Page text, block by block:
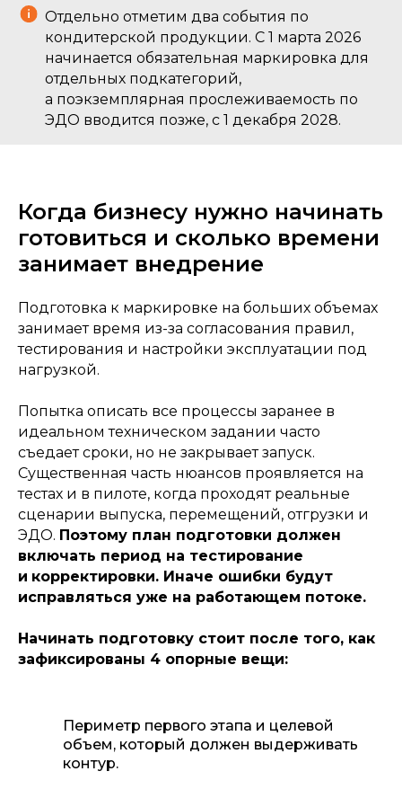
Отдельно отметим два события по
кондитерской продукции. С 1 марта 2026
начинается обязательная маркировка для
отдельных подкатегорий,
а поэкземплярная прослеживаемость по
ЭДО вводится позже, с 1 декабря 2028.
Когда бизнесу нужно начинать
готовиться и сколько времени
занимает внедрение
Подготовка к маркировке на больших объемах
занимает время из-за согласования правил,
тестирования и настройки эксплуатации под
нагрузкой.
Попытка описать все процессы заранее в
идеальном техническом задании часто
съедает сроки, но не закрывает запуск.
Существенная часть нюансов проявляется на
тестах и в пилоте, когда проходят реальные
сценарии выпуска, перемещений, отгрузки и
ЭДО. Поэтому план подготовки должен
включать период на тестирование
и корректировки. Иначе ошибки будут
исправляться уже на работающем потоке.
Начинать подготовку стоит после того, как
зафиксированы 4 опорные вещи:
Периметр первого этапа и целевой
объем, который должен выдерживать
контур.
страницах
и автоматизации
производства на базе 1С